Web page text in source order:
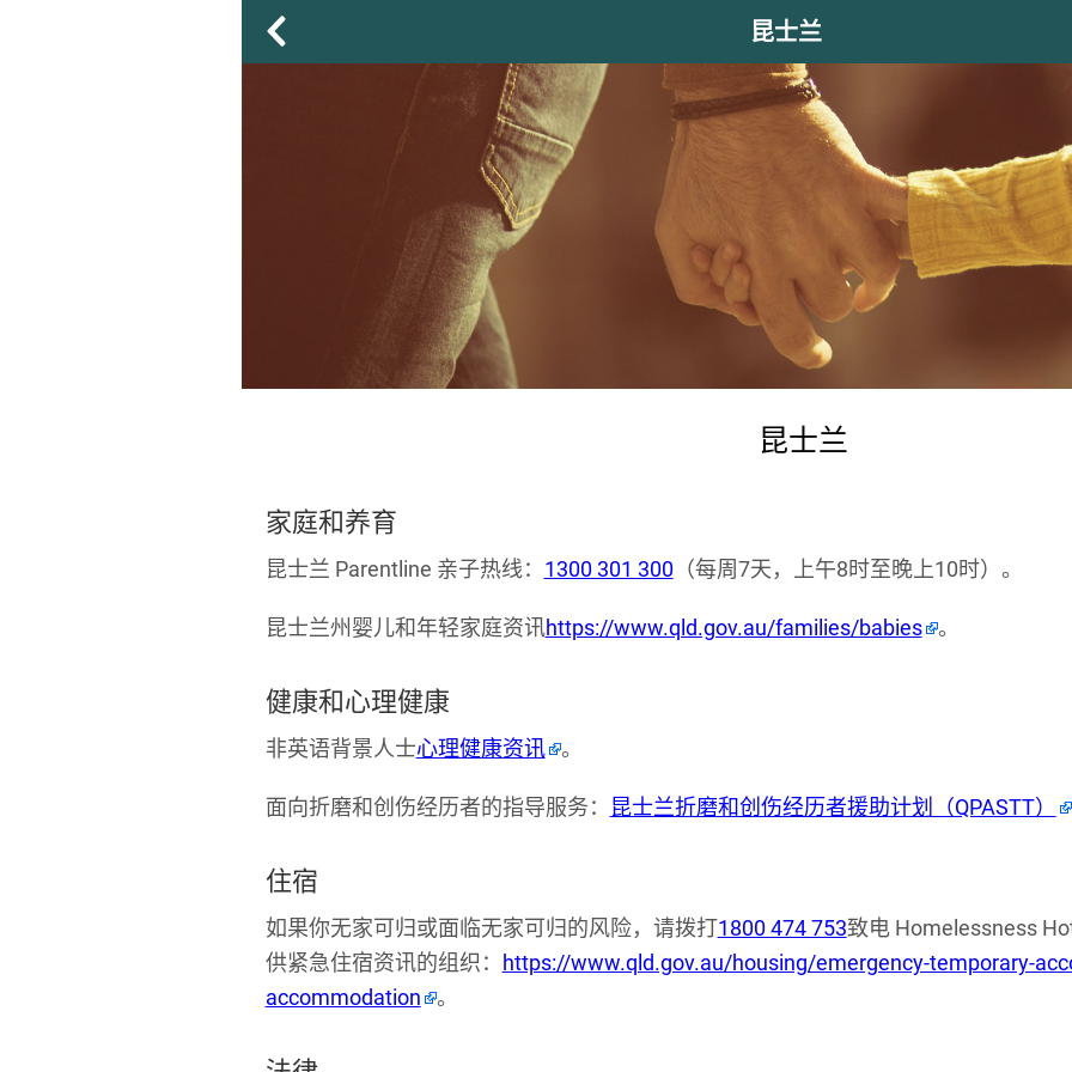
昆士兰
昆士兰
家庭和养育
昆士兰 Parentline 亲子热线： 1300 301 300（每周7天，上午8时至晚上10时）。
昆士兰州婴儿和年轻家庭资讯https://www.qld.gov.au/families/babies 。
健康和心理健康
非英语背景人士心理健康资讯 。
面向折磨和创伤经历者的指导服务： 昆士兰折磨和创伤经历者援助计划（QPASTT）
住宿
如果你无家可归或面临无家可归的风险，请拨打1800 474 753致电 Homelessness
供紧急住宿资讯的组织：
https://www.qld.gov.au/housing/emergency-temporary-
accommodation
。